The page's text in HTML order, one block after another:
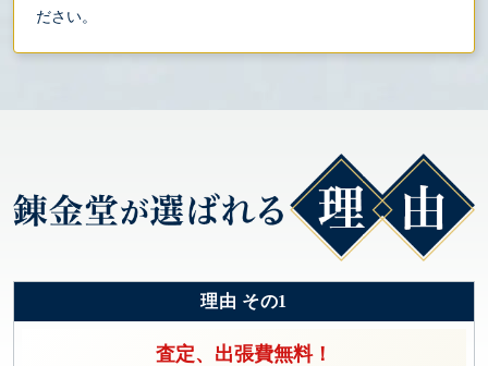
ださい。
理由 その1
査定、出張費無料！